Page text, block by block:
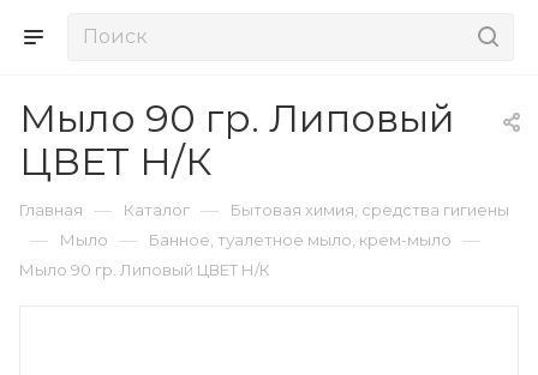
Мыло 90 гр. Липовый
ЦВЕТ Н/К
Главная — Каталог — Бытовая химия, средства гигиены
— Мыло — Банное, туалетное мыло, крем-мыло —
Мыло 90 гр. Липовый ЦВЕТ Н/К